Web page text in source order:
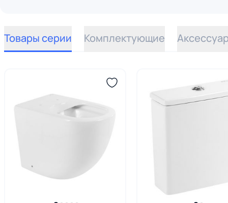
Товары серии Комплектующие